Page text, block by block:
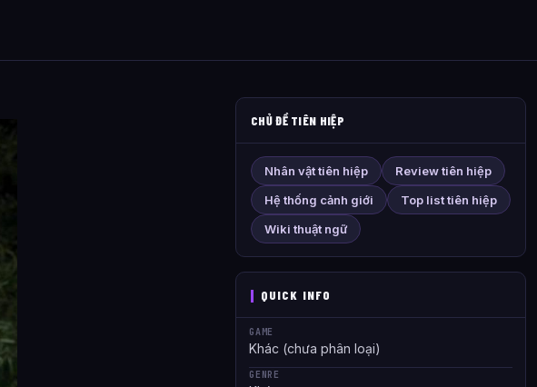
CHỦ ĐỀ TIÊN HIỆP
Nhân vật tiên hiệp
Review tiên hiệp
Hệ thống cảnh giới
Top list tiên hiệp
Wiki thuật ngữ
QUICK INFO
GAME
Khác (chưa phân loại)
GENRE